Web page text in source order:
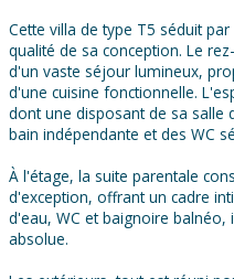
Cette villa de type T5 séduit
qualité de sa conception. Le
d'un vaste séjour lumineux,
d'une cuisine fonctionnelle.
dont une disposant de sa salle
bain indépendante et des WC
À l'étage, la suite parentale
d'exception, offrant un cadre
d'eau, WC et baignoire balnéo,
absolue.